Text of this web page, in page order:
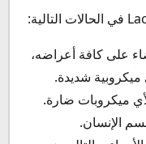
على كافة أعراضه،
شديدة.
ميكروبات ضارة.
الإنسان.